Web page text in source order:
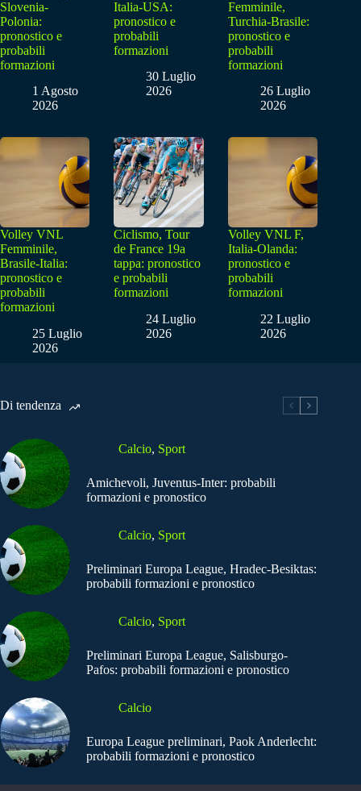
Slovenia-
Polonia:
pronostico e
probabili
formazioni
1 Agosto
2026
Italia-USA:
pronostico e
probabili
formazioni
30 Luglio
2026
Femminile,
Turchia-Brasile:
pronostico e
probabili
formazioni
26 Luglio
2026
Volley VNL
Femminile,
Brasile-Italia:
pronostico e
probabili
formazioni
25 Luglio
2026
Ciclismo, Tour
de France 19a
tappa: pronostico
e probabili
formazioni
24 Luglio
2026
Volley VNL F,
Italia-Olanda:
pronostico e
probabili
formazioni
22 Luglio
2026
Di tendenza
Calcio, Sport
Amichevoli, Juventus-Inter: probabili
formazioni e pronostico
Calcio, Sport
Preliminari Europa League, Hradec-Besiktas:
probabili formazioni e pronostico
Calcio, Sport
Preliminari Europa League, Salisburgo-
Pafos: probabili formazioni e pronostico
Calcio
Europa League preliminari, Paok Anderlecht:
probabili formazioni e pronostico